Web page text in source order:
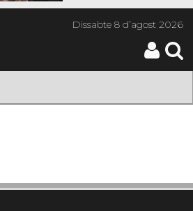
Dissabte8 d’agost 2026